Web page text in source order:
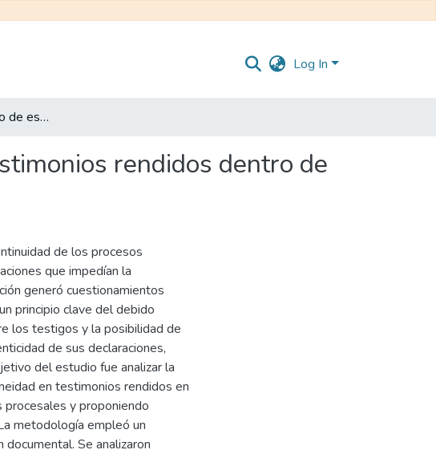
Log In
Violación al principio de espontaneidad en los testimonios rendidos dentro de las audiencias telemáticas
rendidos dentro de
de los procesos
que impedían la
generó cuestionamientos
principio clave del debido
los testigos y la posibilidad de
de sus declaraciones,
del estudio fue analizar la
en testimonios rendidos en
y proponiendo
metodología empleó un
Se analizaron